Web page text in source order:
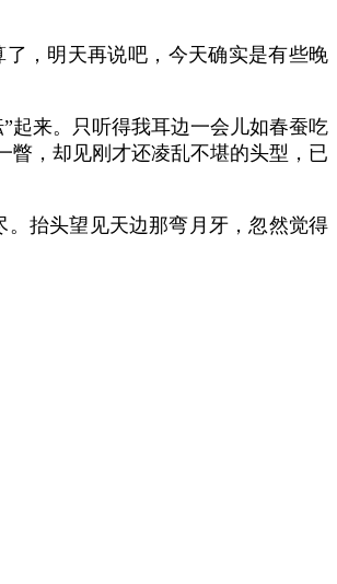
，明天再说吧，今天确实是有些晚
起来。只听得我耳边一会儿如春蚕吃
瞥，却见刚才还凌乱不堪的头型，已
抬头望见天边那弯月牙，忽然觉得